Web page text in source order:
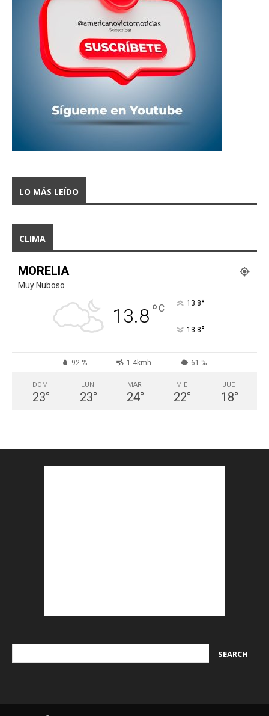
LO MÁS LEÍDO
CLIMA
MORELIA
Muy Nuboso
13.8°C 13.8°
13.8°
92 % 1.4kmh 61 %
DOM
23°
LUN
23°
MAR
24°
MIÉ
22°
JUE
18°